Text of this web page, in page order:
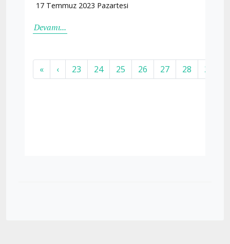
17 Temmuz 2023 Pazartesi
Devamı...
« ‹ 23 24 25 26 27 28 29